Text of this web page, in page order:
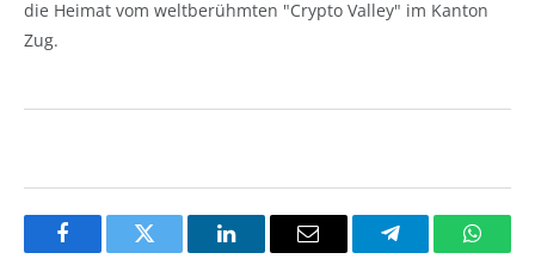
die Heimat vom weltberühmten "Crypto Valley" im Kanton
Zug.
FacebookTwitter LinkedInEmail Telegram